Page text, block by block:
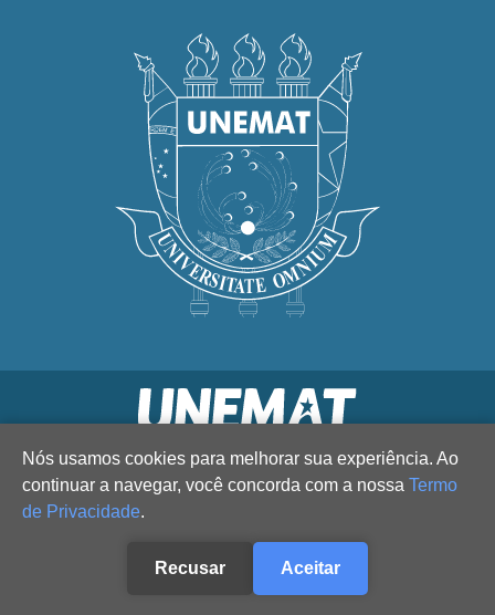
Nós usamos cookies para melhorar sua experiência. Ao
continuar a navegar, você concorda com a nossa Termo
de Privacidade.
Recusar Aceitar